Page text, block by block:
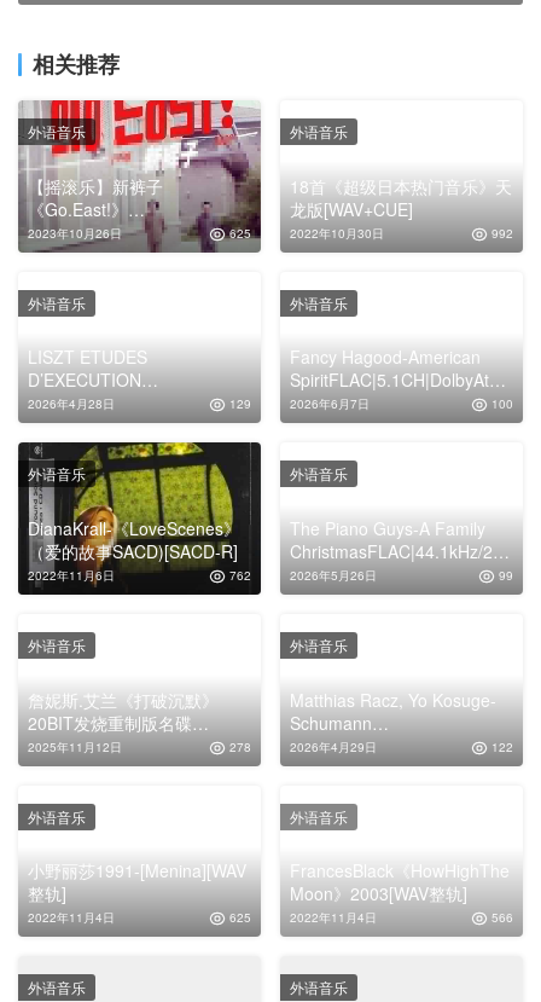
相关推荐
【摇滚乐】新裤子
《Go.East!》
2009[FLAC+CUE整轨]
2023年10月26日 625
外语音乐
18首《超级日本热门音乐》天
龙版[WAV+CUE]
2022年10月30日 992
外语音乐
LISZT ETUDES
D’EXECUTION
TRANSCENDANTE &
RHAPSODIES HONGRO CD
2 – Georges Czifra
2026年4月28日 129
外语音乐
Fancy Hagood-American
SpiritFLAC|5.1CH|DolbyAtmo
s|Auro-3D
2026年6月7日 100
外语音乐
DianaKrall-《LoveScenes》
（爱的故事SACD)[SACD-R]
2022年11月6日 762
外语音乐
The Piano Guys-A Family
ChristmasFLAC|44.1kHz/24b
it
2026年5月26日 99
外语音乐
詹妮斯.艾兰《打破沉默》
20BIT发烧重制版名碟
[WAV+CUE]
2025年11月12日 278
外语音乐
Matthias Racz, Yo Kosuge-
Schumann
FagottwerkeDSD64|2.8MHz/
1bit
2026年4月29日 122
外语音乐
小野丽莎1991-[Menina][WAV
整轨]
2022年11月4日 625
外语音乐
FrancesBlack《HowHighThe
Moon》2003[WAV整轨]
2022年11月4日 566
外语音乐
外语音乐 外语音乐